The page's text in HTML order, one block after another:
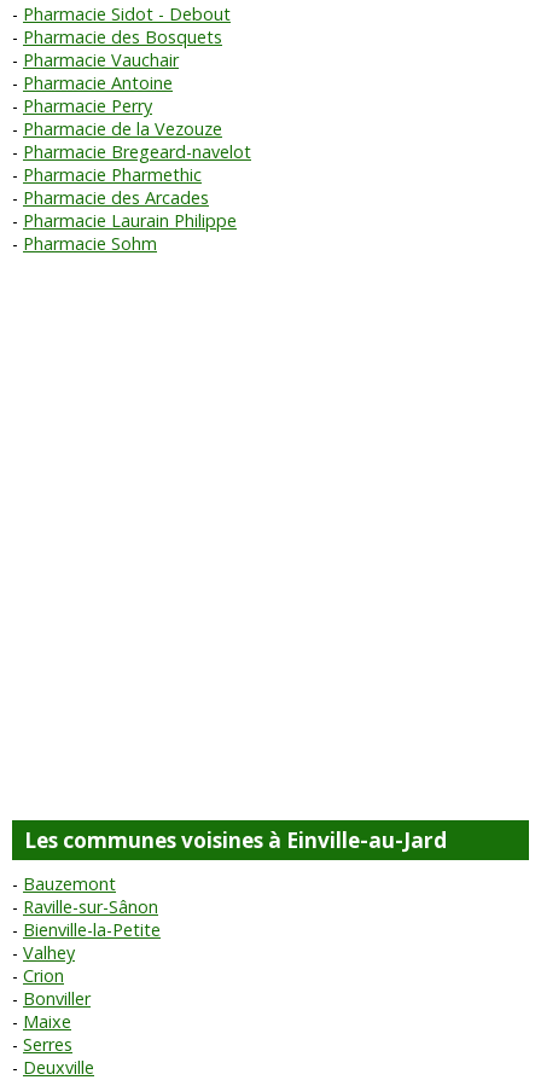
Pharmacie Sidot - Debout
Pharmacie des Bosquets
Pharmacie Vauchair
Pharmacie Antoine
Pharmacie Perry
Pharmacie de la Vezouze
Pharmacie Bregeard-navelot
Pharmacie Pharmethic
Pharmacie des Arcades
Pharmacie Laurain Philippe
Pharmacie Sohm
Les communes voisines à Einville-au-Jard
Bauzemont
Raville-sur-Sânon
Bienville-la-Petite
Valhey
Crion
Bonviller
Maixe
Serres
Deuxville